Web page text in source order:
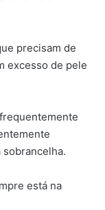
precisam de
excesso de pele
está na